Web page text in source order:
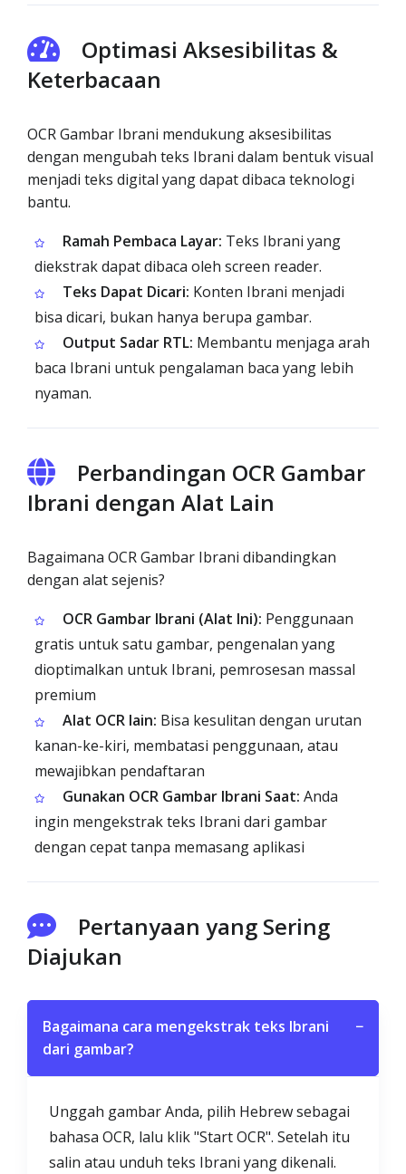
Optimasi Aksesibilitas &
Keterbacaan
OCR Gambar Ibrani mendukung aksesibilitas
dengan mengubah teks Ibrani dalam bentuk visual
menjadi teks digital yang dapat dibaca teknologi
bantu.
Ramah Pembaca Layar: Teks Ibrani yang
diekstrak dapat dibaca oleh screen reader.
Teks Dapat Dicari: Konten Ibrani menjadi
bisa dicari, bukan hanya berupa gambar.
Output Sadar RTL: Membantu menjaga arah
baca Ibrani untuk pengalaman baca yang lebih
nyaman.
Perbandingan OCR Gambar
Ibrani dengan Alat Lain
Bagaimana OCR Gambar Ibrani dibandingkan
dengan alat sejenis?
OCR Gambar Ibrani (Alat Ini): Penggunaan
gratis untuk satu gambar, pengenalan yang
dioptimalkan untuk Ibrani, pemrosesan massal
premium
Alat OCR lain: Bisa kesulitan dengan urutan
kanan-ke-kiri, membatasi penggunaan, atau
mewajibkan pendaftaran
Gunakan OCR Gambar Ibrani Saat: Anda
ingin mengekstrak teks Ibrani dari gambar
dengan cepat tanpa memasang aplikasi
Pertanyaan yang Sering
Diajukan
Bagaimana cara mengekstrak teks Ibrani
dari gambar?
−
Unggah gambar Anda, pilih Hebrew sebagai
bahasa OCR, lalu klik "Start OCR". Setelah itu
salin atau unduh teks Ibrani yang dikenali.